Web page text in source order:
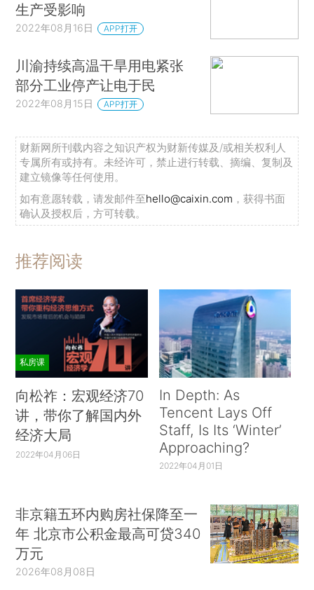
生产受影响
2022年08月16日 APP打开
川渝持续高温干旱用电紧张
部分工业停产让电于民
2022年08月15日 APP打开
财新网所刊载内容之知识产权为财新传媒及/或相关权利人
专属所有或持有。未经许可，禁止进行转载、摘编、复制及
建立镜像等任何使用。
如有意愿转载，请发邮件至hello@caixin.com ，获得书面
确认及授权后，方可转载。
推荐阅读
私房课
向松祚：宏观经济70
讲，带你了解国内外
经济大局
2022年04月06日
In Depth: As
Tencent Lays Off
Staff, Is Its ‘Winter’
Approaching?
2022年04月01日
非京籍五环内购房社保降至一
年 北京市公积金最高可贷340
万元
2026年08月08日